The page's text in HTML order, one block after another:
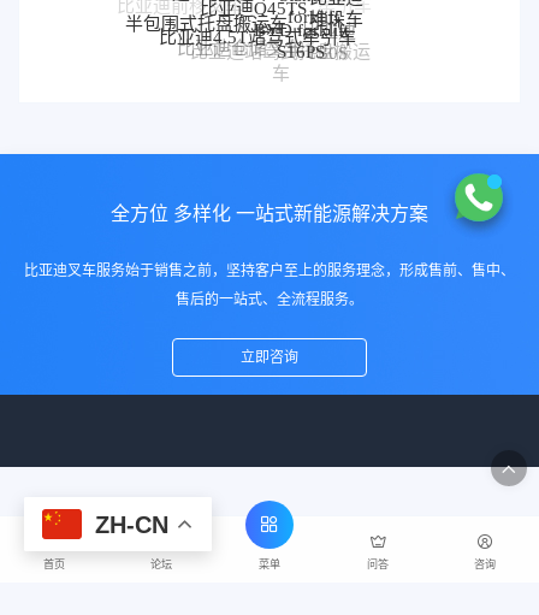
比亚迪2.0T
牵引车
比亚迪3T托盘搬运
车
比亚迪电动搬运车
比亚迪前移车
比亚迪
P30S
比亚迪站驾式托盘搬运
车
比亚迪仓储叉车
半包围式托盘搬运车BYD forklift
S16PS
比亚迪4.5T站驾式牵引车
全方位 多样化 一站式新能源解决方案
比亚迪叉车服务始于销售之前，坚持客户至上的服务理念，形成售前、售中、
售后的一站式、全流程服务。
立即咨询
首页 论坛 菜单 问答 咨询
ZH-CN